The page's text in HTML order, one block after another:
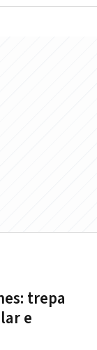
trepa
e